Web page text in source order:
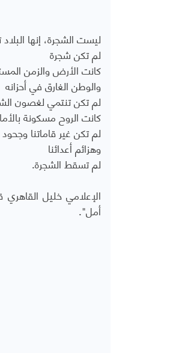
ليست الشجرة، إنها
لم تكن شجرة
كانت الأرض والزمن
والوطن الغارق في أحزانه
‏لم تكن تنتمي لغصون
‏كانت الروح مسكونة
لم تكن غير قاماتنا وجحود
وهزائم أعدائنا
لم تسقط الشجرة.
الإعلامي خليل
أمل".